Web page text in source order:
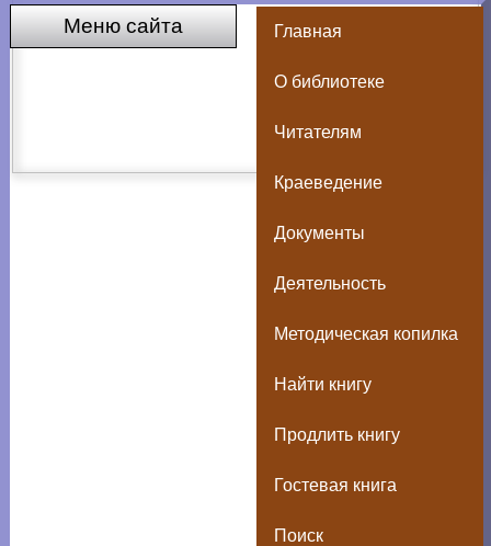
Меню сайта Главная
О библиотеке
Читателям
Краеведение
Документы
Деятельность
Методическая копилка
Найти книгу
Продлить книгу
Гостевая книга
Поиск